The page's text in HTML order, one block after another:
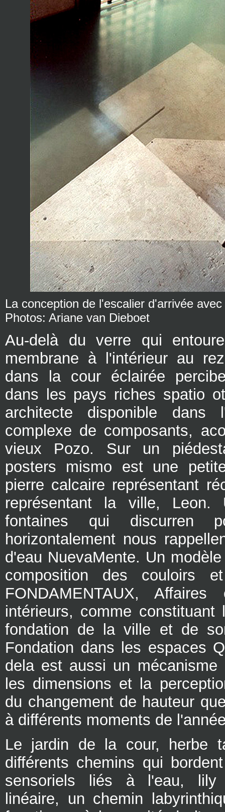
La conception de l'escalier d'arrivée
Photos: Ariane van Dieboet
Au-delà du verre qui
membrane à l'intérieur au
dans la cour éclairée
dans les pays riches spatio
architecte disponible dans
complexe de composants,
vieux Pozo. Sur un
posters mismo est une
pierre calcaire représentant
représentant la ville, Leon.
fontaines qui discurren
horizontalement nous
d'eau NuevaMente. Un
composition des couloirs
FONDAMENTAUX,
intérieurs, comme constituant
fondation de la ville et de
Fondation dans les espaces
dela est aussi un mécanisme
les dimensions et la
du changement de hauteur
à différents moments de
Le jardin de la cour, herbe
différents chemins qui
sensoriels liés à l'eau, lily
linéaire, un chemin